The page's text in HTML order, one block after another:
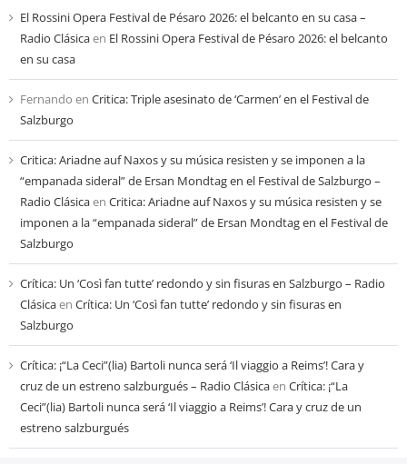
El Rossini Opera Festival de Pésaro 2026: el belcanto en su casa –
Radio Clásicaen El Rossini Opera Festival de Pésaro 2026: el belcanto
en su casa
Fernando en Critica: Triple asesinato de ‘Carmen’ en el Festival de
Salzburgo
Critica: Ariadne auf Naxos y su música resisten y se imponen a la
“empanada sideral” de Ersan Mondtag en el Festival de Salzburgo –
Radio Clásicaen Critica: Ariadne auf Naxos y su música resisten y se
imponen a la “empanada sideral” de Ersan Mondtag en el Festival de
Salzburgo
Crítica: Un ‘Così fan tutte’ redondo y sin fisuras en Salzburgo – Radio
Clásicaen Crítica: Un ‘Così fan tutte’ redondo y sin fisuras en
Salzburgo
Crítica: ¡“La Ceci”(lia) Bartoli nunca será ‘Il viaggio a Reims’! Cara y
cruz de un estreno salzburgués – Radio Clásicaen Crítica: ¡“La
Ceci”(lia) Bartoli nunca será ‘Il viaggio a Reims’! Cara y cruz de un
estreno salzburgués